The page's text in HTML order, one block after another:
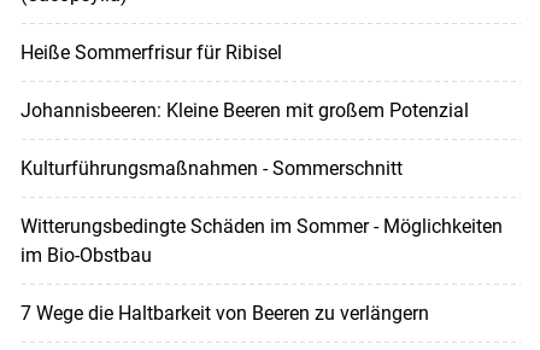
Heiße Sommerfrisur für Ribisel
Johannisbeeren: Kleine Beeren mit großem Potenzial
Kulturführungsmaßnahmen - Sommerschnitt
Witterungsbedingte Schäden im Sommer - Möglichkeiten
im Bio-Obstbau
7 Wege die Haltbarkeit von Beeren zu verlängern